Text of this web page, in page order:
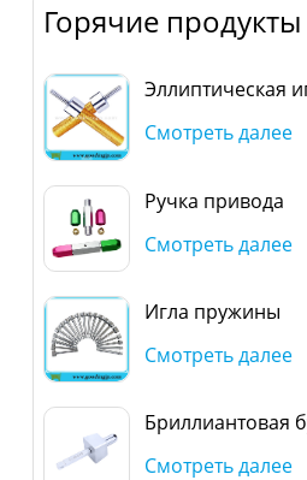
Горячие продукты
Смотреть далее
Ручка привода
Смотреть далее
Игла пружины
Смотреть далее
Смотреть далее